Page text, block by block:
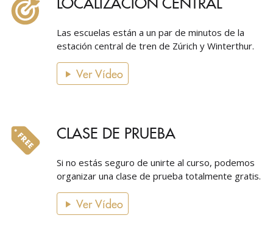
Las escuelas están a un par de minutos de la
estación central de tren de Zúrich y Winterthur.
Ver Vídeo
CLASE DE PRUEBA
Si no estás seguro de unirte al curso, podemos
organizar una clase de prueba totalmente gratis.
Ver Vídeo